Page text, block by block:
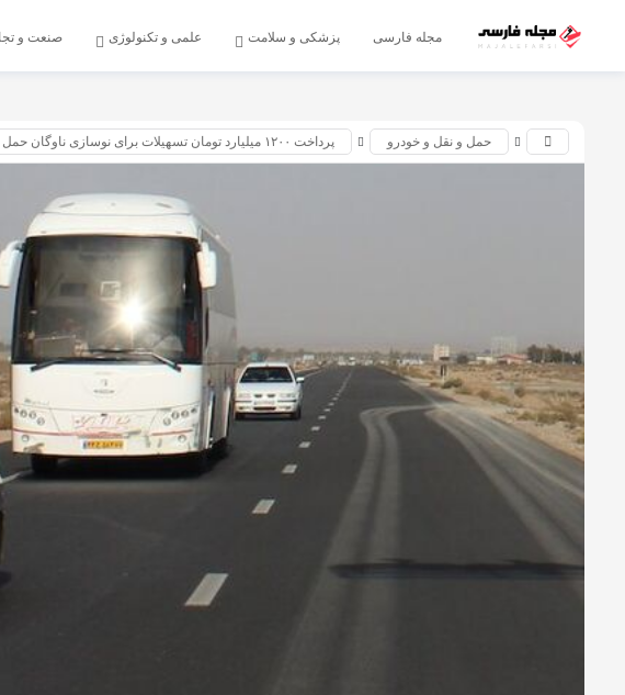
مجله فارسی پزشکی و سلامت علمی و تکنولوژی صنعت و اشتراک گذاری
حمل و نقل و خودرو پرداخت ۱۲۰۰ میلیارد تومان تسهیلات برای نوسازی ناوگان حمل ونقل جاده‌‍‌ای